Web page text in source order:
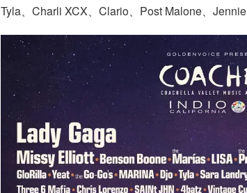
Tyla、Charli XCX、Clario、Post Malone、